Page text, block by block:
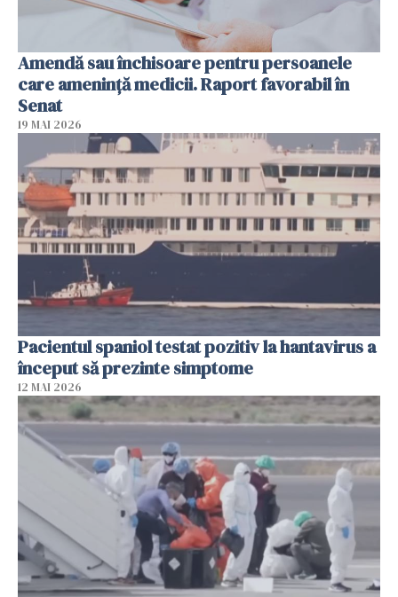
Amendă sau închisoare pentru persoanele
care ameninţă medicii. Raport favorabil în
Senat
19 MAI 2026
Pacientul spaniol testat pozitiv la hantavirus a
început să prezinte simptome
12 MAI 2026